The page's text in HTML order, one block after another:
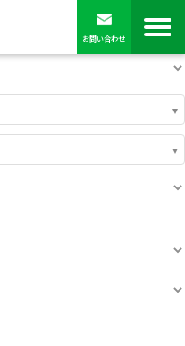
お問い合わせ